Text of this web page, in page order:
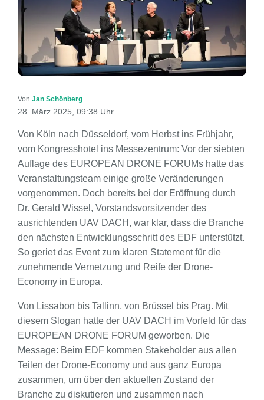
Von Jan Schönberg
28. März 2025, 09:38 Uhr
Von Köln nach Düsseldorf, vom Herbst ins Frühjahr,
vom Kongresshotel ins Messezentrum: Vor der siebten
Auflage des EUROPEAN DRONE FORUMs hatte das
Veranstaltungsteam einige große Veränderungen
vorgenommen. Doch bereits bei der Eröffnung durch
Dr. Gerald Wissel, Vorstandsvorsitzender des
ausrichtenden UAV DACH, war klar, dass die Branche
den nächsten Entwicklungsschritt des EDF unterstützt.
So geriet das Event zum klaren Statement für die
zunehmende Vernetzung und Reife der Drone-
Economy in Europa.
Von Lissabon bis Tallinn, von Brüssel bis Prag. Mit
diesem Slogan hatte der UAV DACH im Vorfeld für das
EUROPEAN DRONE FORUM geworben. Die
Message: Beim EDF kommen Stakeholder aus allen
Teilen der Drone-Economy und aus ganz Europa
zusammen, um über den aktuellen Zustand der
Branche zu diskutieren und zusammen nach